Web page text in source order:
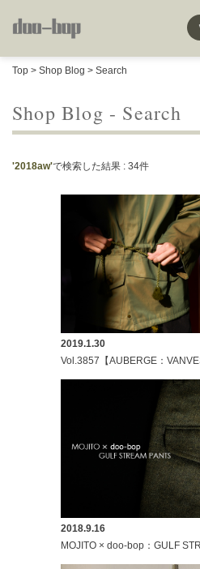
Top > Shop Blog > Search
Shop Blog - Search
'2018aw'で検索した結果 : 34件
2019.1.30
Vol.3857【AUBERGE：
2018.9.16
MOJITO × doo-bop：GULF